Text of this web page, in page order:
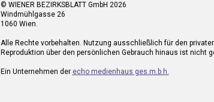
© WIENER BEZIRKSBLATT GmbH 2026
Windmühlgasse 26
1060 Wien.
Alle Rechte vorbehalten. Nutzung ausschließlich für den
Reproduktion über den persönlichen Gebrauch hinaus ist nicht
Ein Unternehmen der echo medienhaus ges.m.b.h.